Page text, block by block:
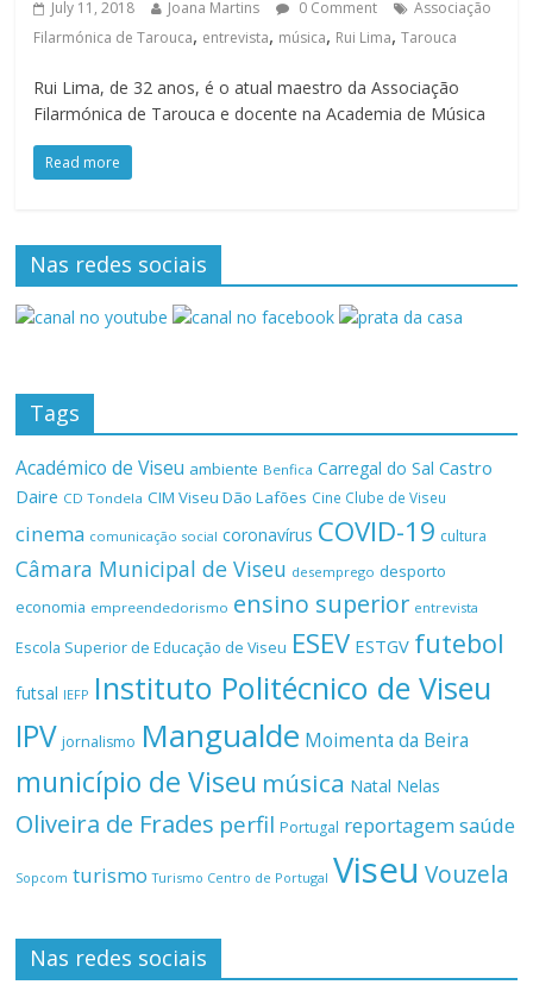
July 11, 2018 Joana Martins 0 Comment
Associação
Filarmónica de Tarouca, entrevista, música, Rui Lima,Tarouca
Rui Lima, de 32 anos, é o atual maestro da Associação
Filarmónica de Tarouca e docente na Academia de Música
Read more
Nas redes sociais
Tags
Académico de Viseu ambiente Benfica Carregal do Sal Castro
Daire CD Tondela CIM Viseu Dão Lafões Cine Clube de Viseu
cinema comunicação social coronavírus COVID-19 cultura
Câmara Municipal de Viseu desemprego desporto
economia empreendedorismo ensino superior entrevista
Escola Superior de Educação de Viseu ESEV ESTGV futebol
futsal IEFP Instituto Politécnico de Viseu
IPV jornalismo Mangualde Moimenta da Beira
município de Viseu música Natal Nelas
Oliveira de Frades perfil Portugal reportagemsaúde
Sopcom turismo Turismo Centro de Portugal Viseu Vouzela
Nas redes sociais